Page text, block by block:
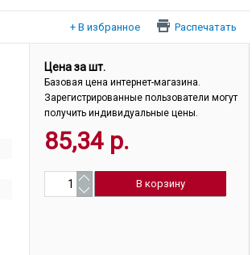
Распечатать
Цена за шт.
Базовая цена интернет-магазина.
Зарегистрированные пользователи могут
получить индивидуальные цены.
85,34 р.